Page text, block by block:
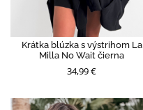
Krátka blúzka s výstrihom La
Milla No Wait čierna
34,99 €